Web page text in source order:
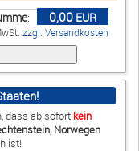
• Kontakt
• Widerruf
Verwaltet mit HomepageEasy
: 0,00 EUR
zzgl. Versandkosten
dass ab sofort kein
Norwegen
ist!